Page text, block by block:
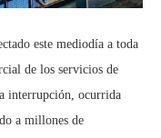
este mediodía a toda
de los servicios de
interrupción, ocurrida
a millones de